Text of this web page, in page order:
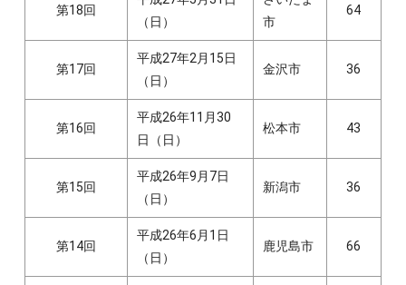
第18回
（日）
市
64
第17回
平成27年2月15日
（日）
金沢市 36
第16回
平成26年11月30
日（日）
松本市 43
第15回
平成26年9月7日
（日）
新潟市 36
第14回
平成26年6月1日
（日）
鹿児島市 66